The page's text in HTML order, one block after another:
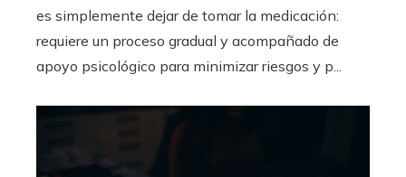
es simplemente dejar de tomar la medicación:
requiere un proceso gradual y acompañado de
apoyo psicológico para minimizar riesgos y p...